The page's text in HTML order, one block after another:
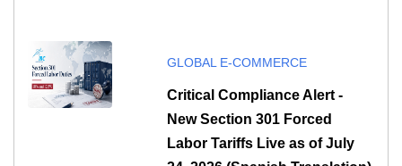
GLOBAL E-COMMERCE
Critical Compliance Alert -
New Section 301 Forced
Labor Tariffs Live as of July